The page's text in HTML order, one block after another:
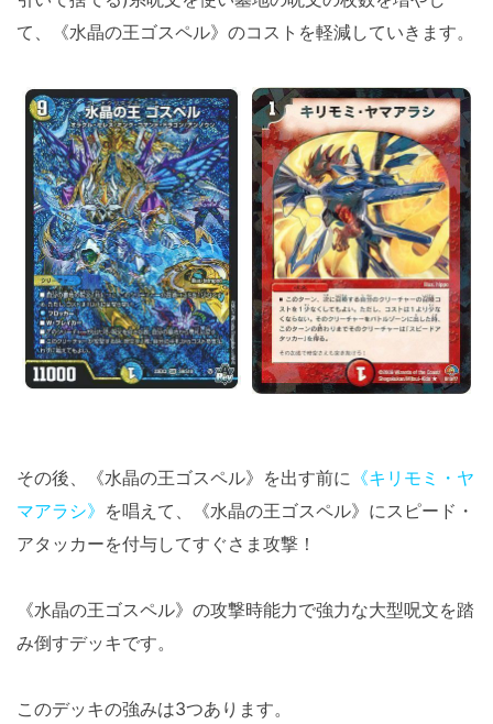
て、《水晶の王ゴスペル》のコストを軽減していきます。
その後、《水晶の王ゴスペル》を出す前に 《キリモミ・ヤ
マアラシ》 を唱えて、《水晶の王ゴスペル》にスピード・
アタッカーを付与してすぐさま攻撃！
《水晶の王ゴスペル》の攻撃時能力で強力な大型呪文を踏
み倒すデッキです。
このデッキの強みは3つあります。